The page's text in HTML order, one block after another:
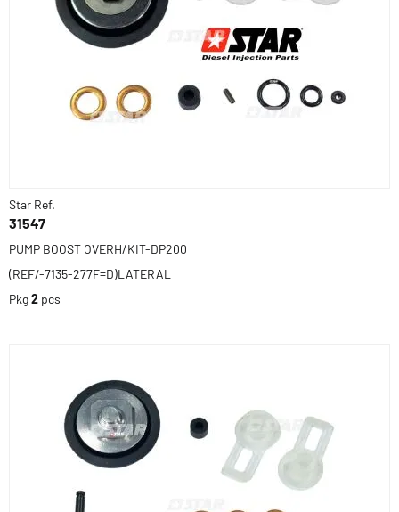
Star Ref.
31547
PUMP BOOST OVERH/KIT-DP200
(REF/-7135-277F=D)LATERAL
Pkg2 pcs